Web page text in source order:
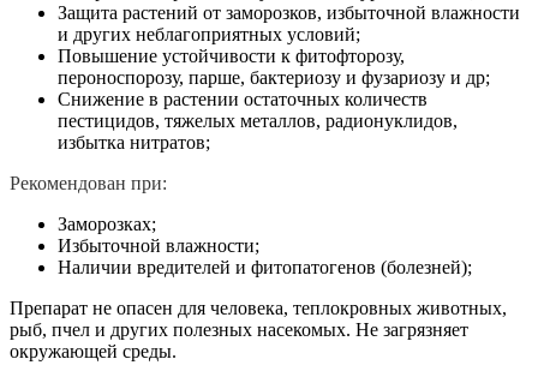
Защита растений от заморозков, избыточной влажности
и других неблагоприятных условий;
Повышение устойчивости к фитофторозу,
пероноспорозу, парше, бактериозу и фузариозу и др;
Снижение в растении остаточных количеств
пестицидов, тяжелых металлов, радионуклидов,
избытка нитратов;
Рекомендован при:
Заморозках;
Избыточной влажности;
Наличии вредителей и фитопатогенов (болезней);
Препарат не опасен для человека, теплокровных животных,
рыб, пчел и других полезных насекомых. Не загрязняет
окружающей среды.